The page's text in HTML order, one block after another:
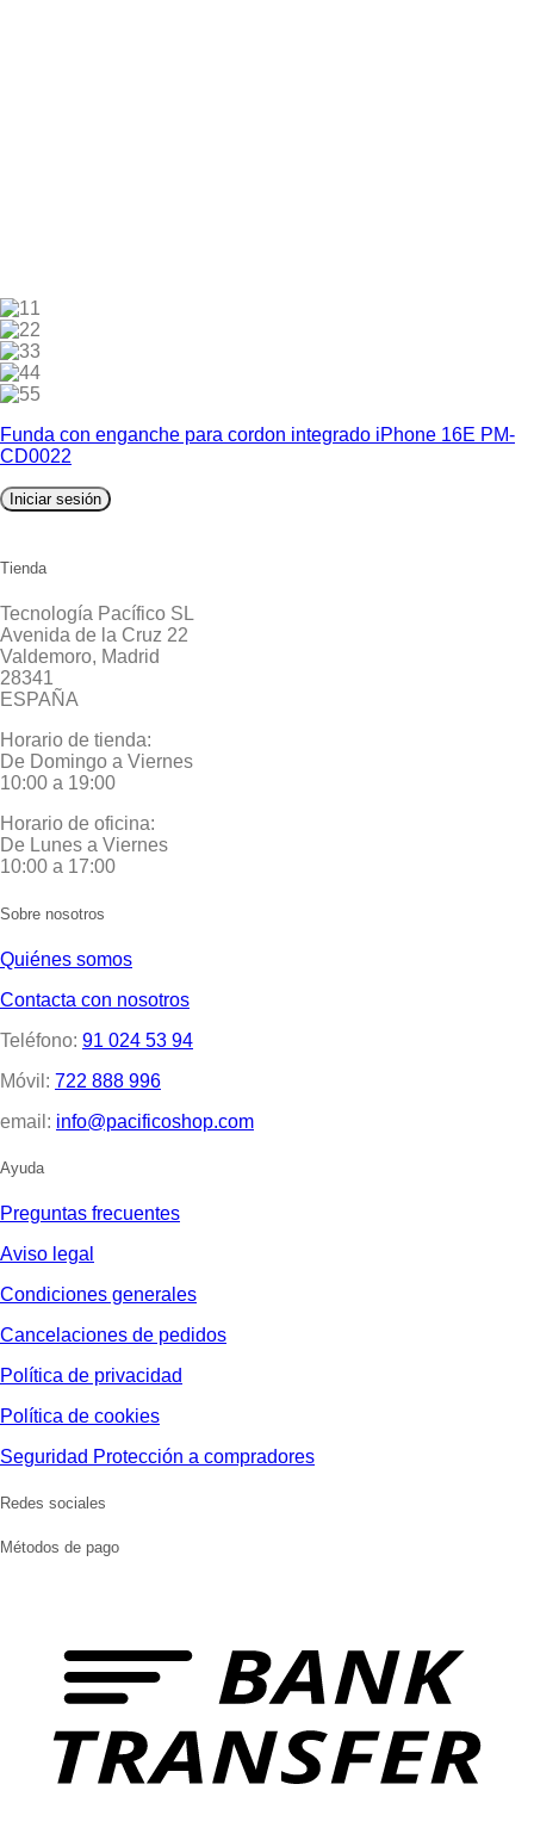
1
2
3
4
5
Funda con enganche para cordon integrado iPhone 16E PM-
CD0022
Iniciar sesión
Tienda
Tecnología Pacífico SL
Avenida de la Cruz 22
Valdemoro, Madrid
28341
ESPAÑA
Horario de tienda:
De Domingo a Viernes
10:00 a 19:00
Horario de oficina:
De Lunes a Viernes
10:00 a 17:00
Sobre nosotros
Quiénes somos
Contacta con nosotros
Teléfono: 91 024 53 94
Móvil: 722 888 996
email: info@pacificoshop.com
Ayuda
Preguntas frecuentes
Aviso legal
Condiciones generales
Cancelaciones de pedidos
Política de privacidad
Política de cookies
Seguridad Protección a compradores
Redes sociales
Métodos de pago